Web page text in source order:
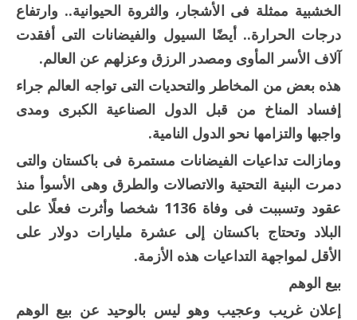
الخشبية ممثلة فى الأشجار، والثروة الحيوانية.. وارتفاع
درجات الحرارة.. أيضًا السيول والفيضانات التى أفقدت
آلاف الأسر المأوى ومصدر الرزق وعزلهم عن العالم.
هذه بعض من المخاطر والتحديات التى تواجه العالم جراء
إفساد المناخ من قبل الدول الصناعية الكبرى ومدى
واجبها والتزامها نحو الدول النامية.
ومازالت تداعيات الفيضانات مستمرة فى باكستان والتى
دمرت البنية التحتية والاتصالات والطرق وهى الأسوأ منذ
عقود وتسببت فى وفاة 1136 شخصا وأثرت فعلًا على
البلاد وتحتاج باكستان إلى عشرة مليارات دولار على
الأقل لمواجهة التداعيات هذه الأزمة.
بيع الوهم
إعلان غريب وعجيب وهو ليس بالوحيد عن بيع الوهم